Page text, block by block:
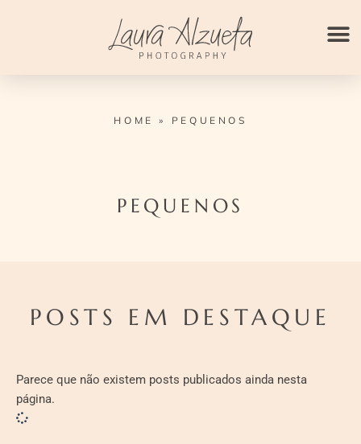
HOME » PEQUENOS
PEQUENOS
POSTS EM DESTAQUE
Parece que não existem posts publicados ainda nesta
página.